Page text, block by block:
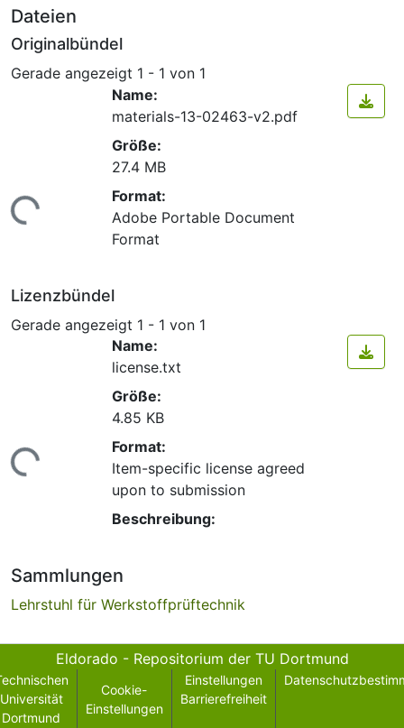
Dateien
Originalbündel
Gerade angezeigt 1 - 1 von 1
Name:
materials-13-02463-v2.pdf
Größe:
27.4 MB
Format:
Adobe Portable Document
Format
Lizenzbündel
Gerade angezeigt 1 - 1 von 1
Name:
license.txt
Größe:
4.85 KB
Format:
Item-specific license agreed
upon to submission
Beschreibung:
Sammlungen
Lehrstuhl für Werkstoffprüftechnik
Eldorado - Repositorium der TU Dortmund
Universität
Dortmund
Cookie-
Einstellungen
Einstellungen
Barrierefreiheit